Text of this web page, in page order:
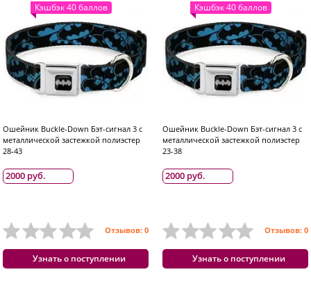
Кэшбэк 40 баллов
Ошейник Buckle-Down Бэт-сигнал 3 с
металлической застежкой полиэстер
28-43
2000 руб.
Отзывов: 0
Узнать о поступлении
Кэшбэк 40 баллов
Ошейник Buckle-Down Бэт-сигнал 3 с
металлической застежкой полиэстер
23-38
2000 руб.
Отзывов: 0
Узнать о поступлении